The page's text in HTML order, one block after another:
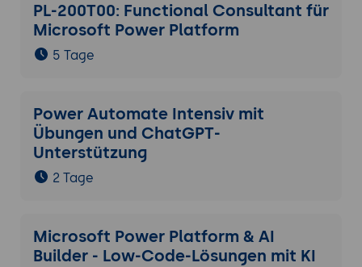
PL-200T00: Functional Consultant für
Microsoft Power Platform
5 Tage
Power Automate Intensiv mit
Übungen und ChatGPT-
Unterstützung
2 Tage
Microsoft Power Platform & AI
Builder - Low-Code-Lösungen mit KI